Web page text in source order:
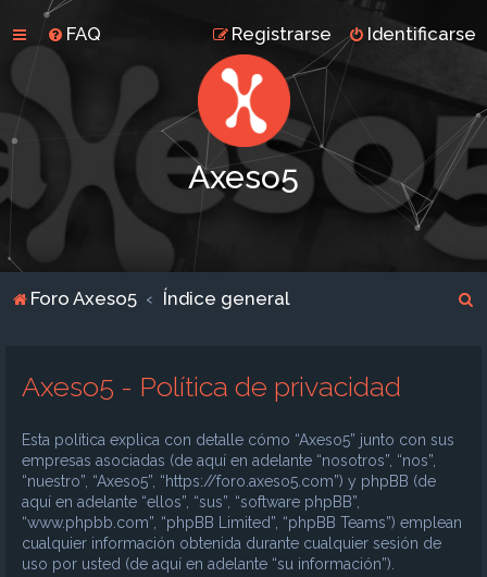
FAQ Identificarse
Registrarse
Axeso5
Foro Axeso5 Índice general
Axeso5 - Política de privacidad
Esta política explica con detalle cómo “Axeso5” junto con sus
empresas asociadas (de aquí en adelante “nosotros”, “nos”,
“nuestro”, “Axeso5”, “https://foro.axeso5.com”) y phpBB (de
aquí en adelante “ellos”, “sus”, “software phpBB”,
“www.phpbb.com”, “phpBB Limited”, “phpBB Teams”) emplean
cualquier información obtenida durante cualquier sesión de
uso por usted (de aquí en adelante “su información”).